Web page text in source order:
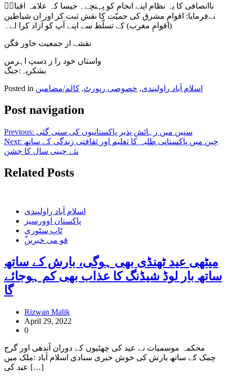
ناانصافی کا یہ نظام اپنے انجام کو پہنچے۔ جیسا کہ علامہ اقبالؒ
نےفرمایا: اقوامِ مشرق کی جمیّت کا نقش ثبت کر اور ان شیاطین
(اقوامِ مغرب) کے تسلّط سے اپنے آپ کو آزاد کرا لے۔
نقشے از جمعیت خاور فگن
واستاں خود را ز دستِ اہرمن
بشکریہ:جنگ
Posted in اسلام آباد راولپندی, خصوصی رپورٹ, کالم/مضامین
Post navigation
Previous: سپین میں‌ رہائش پذیر پاکستانیوں کی سنی گئی
Next: چین میں پاکستانی طلبہ کا تعلیم اور ثقافتی زندگی کے ساتھ
نئے چینی سال کا جشن
Related Posts
اسلام آباد راولپندی
پاکستان اوورسیز
ٹاپ سٹوری
ْقو می خبریں
میٹھی عید ٹھنڈی بھی ہوگی، بارش کے ساتھ
ساتھ بار لوڈ شیڈنگ کا عذاب بھی کم ہوجائے
گا
Rizwan Malik
April 29, 2022
0
محکمہ موسمیات نے عید کی چھٹیوں کے دوران آندھی اور گرج
چمک کے ساتھ بارش کی خوش خبری سنادی اسلام آباد :ملک میں
عید کی […]